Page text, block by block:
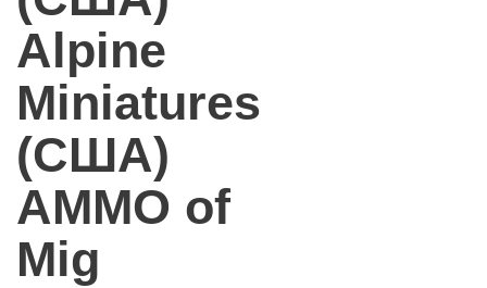
Alpine
Miniatures
(США)
AMMO of
Mig